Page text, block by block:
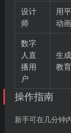
设计
师
用
动
数字
人直
播用
户
生
教
操作指南
新手可在几分钟